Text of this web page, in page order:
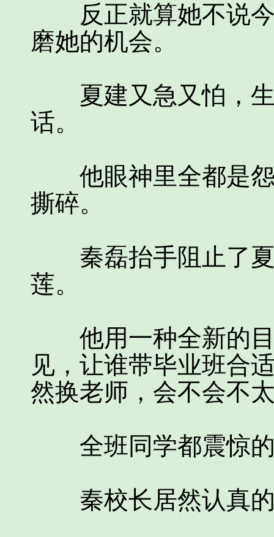
反正就算她不说今
磨她的机会。
夏建又急又怕，生
话。
他眼神里全都是怨
撕碎。
秦磊抬手阻止了夏
莲。
他用一种全新的目
见，让谁带毕业班合
然换老师，会不会不
全班同学都震惊的
秦校长居然认真的